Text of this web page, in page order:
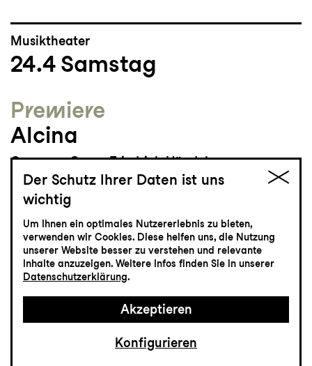
Musiktheater
24.4 Samstag
Premiere
Alcina
Oper von Georg Friedrich Händel
Grosses Haus
19:00
Tickets
CHF 65-115
Der Schutz Ihrer Daten ist uns
wichtig
Um Ihnen ein optimales Nutzererlebnis zu bieten,
verwenden wir Cookies. Diese helfen uns, die Nutzung
unserer Website besser zu verstehen und relevante
Inhalte anzuzeigen. Weitere Infos finden Sie in unserer
Datenschutzerklärung.
Akzeptieren
Konfigurieren